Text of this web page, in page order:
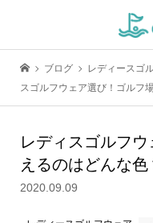
ブログ レディースゴ
スゴルフウェア選び！ゴルフ
レディスゴルフ
えるのはどんな色
2020.09.09